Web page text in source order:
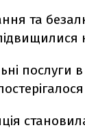
та
послуги